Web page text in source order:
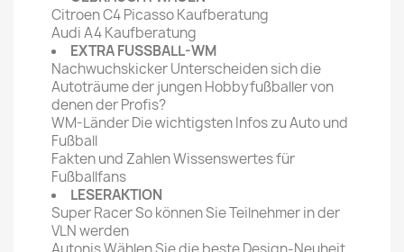
Citroen C4 Picasso Kaufberatung
Audi A4 Kaufberatung
EXTRA FUSSBALL-WM
Nachwuchskicker Unterscheiden sich die
Autoträume der jungen Hobbyfußballer von
denen der Profis?
WM-Länder Die wichtigsten Infos zu Auto und
Fußball
Fakten und Zahlen Wissenswertes für
Fußballfans
LESERAKTION
Super Racer So können Sie Teilnehmer in der
VLN werden